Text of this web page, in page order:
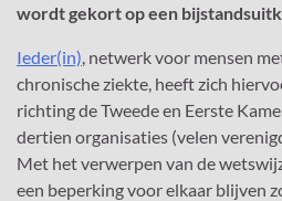
wordt gekort op een
Ieder(in) , netwerk voor mensen
chronische ziekte, heeft zich
richting de Tweede en Eerste
dertien organisaties (velen
Met het verwerpen van de
een beperking voor elkaar blijven